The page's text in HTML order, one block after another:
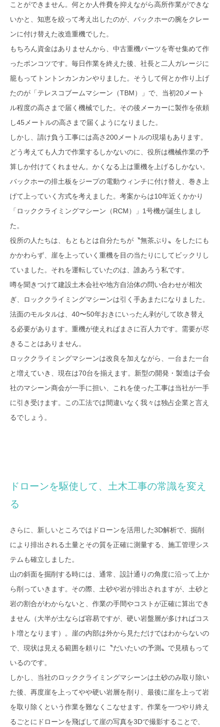
ことができません。何とか人件費を抑えながら高所作業ができな
いかと、知恵を絞って考え出したのが、バックホーの腕をクレー
ンに付け替えた改造重機でした。
もちろん資金はありませんから、中古重機パーツを寄せ集めて作
ったポンコツです。毎日作業を終えた後、社長と二人ガレージに
籠もってトントンカンカンやりました。そうして何とか作り上げ
たのが「テレスコブームマシーン（TBM）」で、当初20メート
ル程度の高さまで届く機械でした。その後メーカーに製作を依頼
し45メートルの高さまで届くようになりました。
しかし、請け負う工事には高さ200メートルの現場もあります。
どう考えても人力で作業するしかないのに、役所は機械作業の予
算しか付けてくれません。かくなる上は重機を上げるしかない。
バックホーの排土板をジープの電動ウィンチに付け替え、巻き上
げて上っていく方式を考えました。考案からは10年近くかかり
「ロッククライミングマシーン（RCM）」1号機が誕生しまし
た。
役所の人たちは、もともとは自分たちが〝無茶ぶり〟をしたにも
かかわらず、崖を上っていく重機を目の当たりにしてビックリし
ていました。それを運転していたのは、誰あろう私です。
噂を聞きつけて建設土木会社や地方自治体の問い合わせが相次
ぎ、ロッククライミングマシーンは引く手あまたになりました。
法面のモルタルは、40〜50年おきにいったん剥がして吹き替え
る必要があります。重機が使えればまさに百人力です。需要が尽
きることはありません。
ロッククライミングマシーンは改良を加えながら、一台また一台
と増えていき、現在は70台を揃えます。新型の開発・製造は子会
社のマシーン商会が一手に担い、これを使った工事は当社が一手
に引き受けます。この工法では間違いなく我々は独占企業と言え
るでしょう。
ドローンを駆使して、土木工事の常識を変え
る
さらに、新しいところではドローンを活用した3D解析で、掘削
により排出される土量とその質を正確に測量する、施工管理シス
テムも確立しました。
山の斜面を掘削する時には、通常、設計通りの角度に沿って上か
ら削っていきます。その際、土砂や岩が排出されますが、土砂と
岩の割合がわからないと、作業の手間やコストが正確に算出でき
ません（大半が土ならば容易ですが、硬い岩盤層が多ければコス
ト増となります）。崖の内部は外から見ただけではわからないの
で、現状は見える範囲を頼りに〝だいたいの予測〟で見積もって
いるのです。
しかし、当社のロッククライミングマシーンは土砂のみ取り除い
た後、再度崖を上ってやや硬い岩層を削り、最後に崖を上って岩
を取り除くという作業を難なくこなせます。作業を一つやり終え
るごとにドローンを飛ばして崖の写真を3Dで撮影することで、